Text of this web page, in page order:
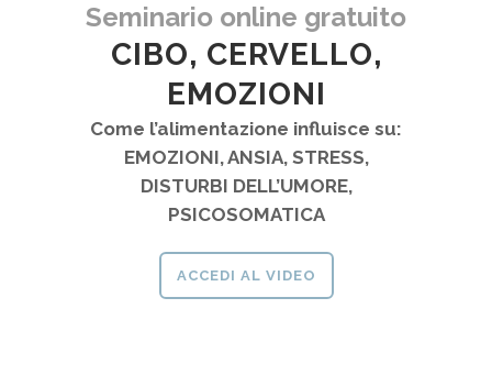
Seminario online gratuito
CIBO, CERVELLO,
EMOZIONI
Come l’alimentazione influisce su:
EMOZIONI, ANSIA, STRESS,
DISTURBI DELL’UMORE,
PSICOSOMATICA
ACCEDI AL VIDEO